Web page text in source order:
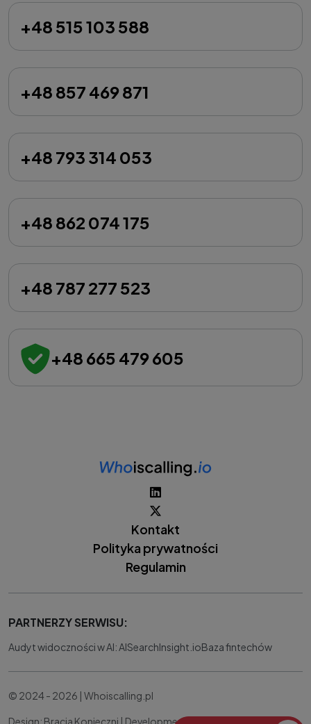
+48 515 103 588
+48 857 469 871
+48 793 314 053
+48 862 074 175
+48 787 277 523
+48 665 479 605
Kontakt
Polityka prywatności
Regulamin
PARTNERZY SERWISU:
Audyt widoczności w AI: AISearchInsight.ioBaza fintechów
© 2024 - 2026 | Whoiscalling.pl
Design: Bracia Konieczni | Development: